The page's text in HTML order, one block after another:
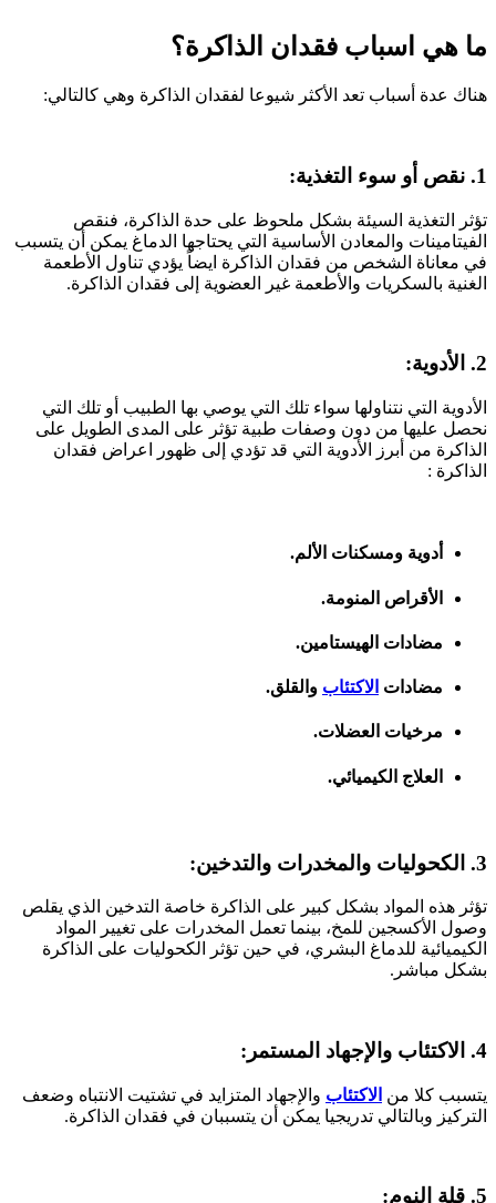
ما هي اسباب فقدان الذاكرة؟
هناك عدة أسباب تعد الأكثر شيوعا لفقدان الذاكرة وهي كالتالي:
1. نقص أو سوء التغذية:
تؤثر التغذية السيئة بشكل ملحوظ على حدة الذاكرة، فنقص
الفيتامينات والمعادن الأساسية التي يحتاجها الدماغ يمكن أن يتسبب
في معاناة الشخص من فقدان الذاكرة ايضاً يؤدي تناول الأطعمة
الغنية بالسكريات والأطعمة غير العضوية إلى فقدان الذاكرة.
2. الأدوية:
الأدوية التي نتناولها سواء تلك التي يوصي بها الطبيب أو تلك التي
نحصل عليها من دون وصفات طبية تؤثر على المدى الطويل على
الذاكرة من أبرز الأدوية التي قد تؤدي إلى ظهور اعراض فقدان
الذاكرة :
أدوية ومسكنات الألم.
الأقراص المنومة.
مضادات الهيستامين.
مضادات الاكتئاب والقلق.
مرخيات العضلات.
العلاج الكيميائي.
3. الكحوليات والمخدرات والتدخين:
تؤثر هذه المواد بشكل كبير على الذاكرة خاصة التدخين الذي يقلص
وصول الأكسجين للمخ، بينما تعمل المخدرات على تغيير المواد
الكيميائية للدماغ البشري، في حين تؤثر الكحوليات على الذاكرة
بشكل مباشر.
4. الاكتئاب والإجهاد المستمر:
يتسبب كلا من الاكتئاب والإجهاد المتزايد في تشتيت الانتباه وضعف
التركيز وبالتالي تدريجيا يمكن أن يتسببان في فقدان الذاكرة.
5. قلة النوم: